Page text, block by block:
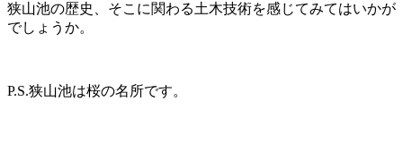
狭山池の歴史、そこに関わる土木技術を感じてみてはいかが
でしょうか。
P.S.狭山池は桜の名所です。